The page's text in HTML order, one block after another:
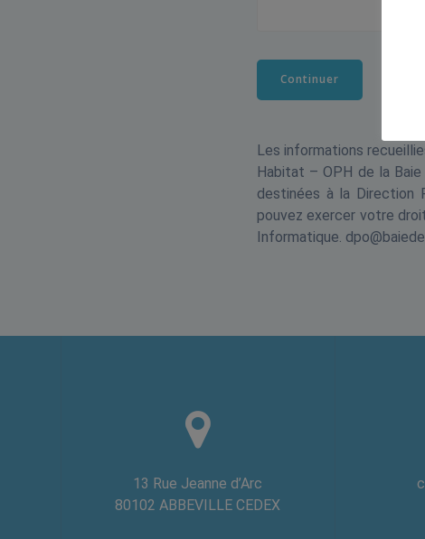
Les informations
Habitat – OPH de la
destinées à la Direction
pouvez exercer votre
Informatique.
13 Rue Jeanne d’Arc
80102 ABBEVILLE CEDEX